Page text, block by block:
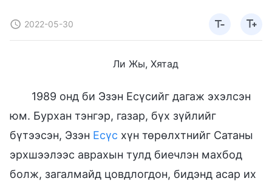
2022-05-30
Ли Жы, Хятад
1989 онд би Эзэн Есүсийг дагаж эхэлсэн
юм. Бурхан тэнгэр, газар, бүх зүйлийг
бүтээсэн, Эзэн Есүс хүн төрөлхтнийг Сатаны
эрхшээлээс аврахын тулд биечлэн махбод
болж, загалмайд цовдлогдон, бидэнд асар их